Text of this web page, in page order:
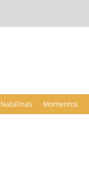
Natalinas Momentos